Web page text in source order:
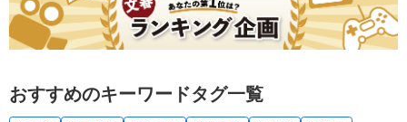
おすすめのキーワードタグ一覧